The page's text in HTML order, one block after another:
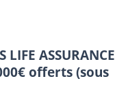
ASSURANCE
offerts (sous